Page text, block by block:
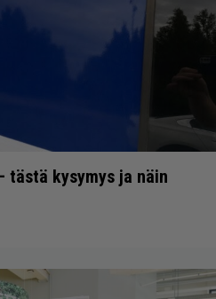
tästä kysymys ja näin